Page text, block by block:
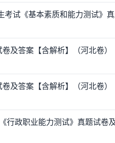
试《基本素质和能力测试》真
及答案【含解析】（河北卷）
及答案【含解析】（河北卷）
行政职业能力测试》真题试卷